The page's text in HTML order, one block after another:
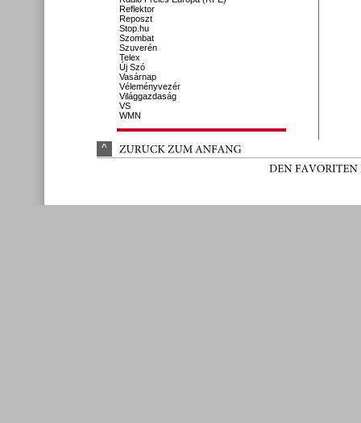
Reflektor
Reposzt
Stop.hu
Szombat
Szuverén
Telex
Új Szó
Vasárnap
Véleményvezér
Világgazdaság
VS
WMN
^ ZURÜCK ZUM ANFANG
DEN FAVORITEN